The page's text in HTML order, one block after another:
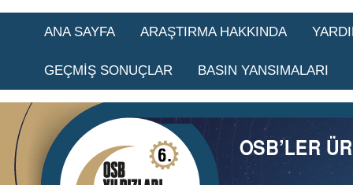
ANA SAYFA ARAŞTIRMA HAKKINDA
GEÇMİŞ SONUÇLAR BASIN YANSIMALARI